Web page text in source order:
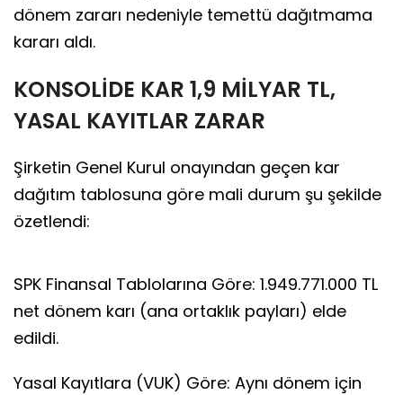
dönem zararı nedeniyle temettü dağıtmama
kararı aldı.
KONSOLİDE KAR 1,9 MİLYAR TL,
YASAL KAYITLAR ZARAR
Şirketin Genel Kurul onayından geçen kar
dağıtım tablosuna göre mali durum şu şekilde
özetlendi:
SPK Finansal Tablolarına Göre: 1.949.771.000 TL
net dönem karı (ana ortaklık payları) elde
edildi.
Yasal Kayıtlara (VUK) Göre: Aynı dönem için